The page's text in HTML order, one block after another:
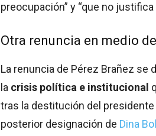
preocupación” y “que no
Otra renuncia en medio
La renuncia de Pérez Brañez se
la crisis política e institucional
tras la destitución del
posterior designación de Dina